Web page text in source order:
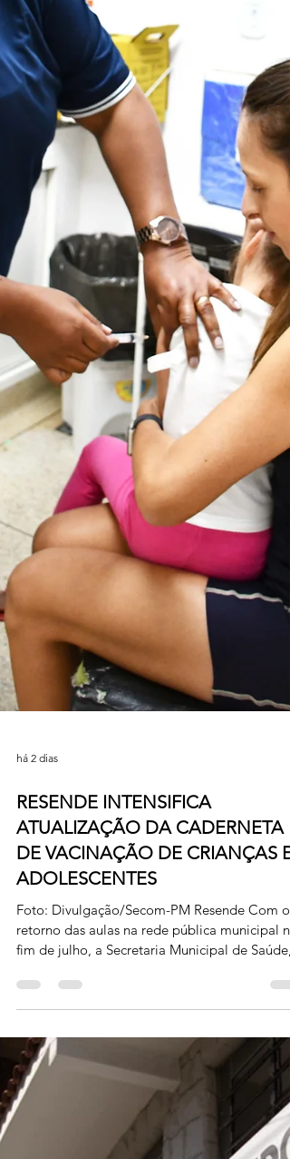
há 2 dias
RESENDE INTENSIFICA
ATUALIZAÇÃO DA CADERNETA
DE VACINAÇÃO DE CRIANÇAS E
ADOLESCENTES
Foto: Divulgação/Secom-PM Resende Com o
retorno das aulas na rede pública municipal no
reforça a estratégia de atualização do
Calendário Nacional de Vacinação para
crianças e adolescentes menores de 15 anos. A
ação tem como objetivo identificar e
esquemas vacinais incompletos ou em atraso,
garantindo que o público infantil e